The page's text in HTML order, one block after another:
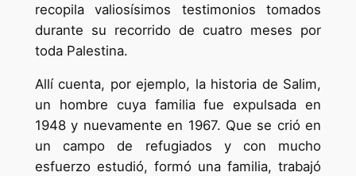
recopila valiosísimos testimonios tomados
durante su recorrido de cuatro meses por
toda Palestina.
Allí cuenta, por ejemplo, la historia de Salim,
un hombre cuya familia fue expulsada en
1948 y nuevamente en 1967. Que se crió en
un campo de refugiados y con mucho
esfuerzo estudió, formó una familia, trabajó